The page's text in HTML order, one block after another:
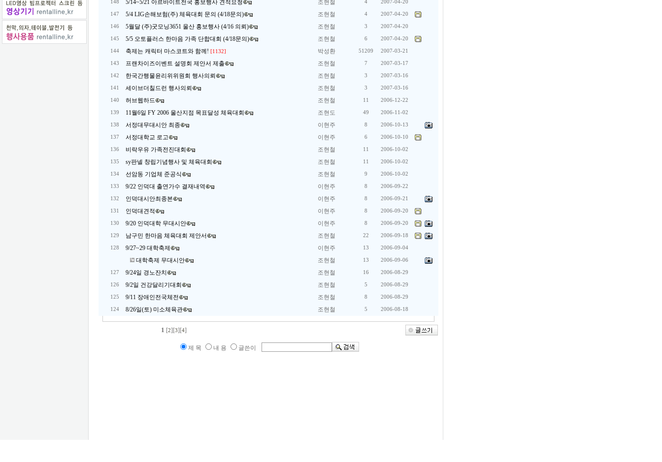
148 5/14~5/21 아르바이트천국 홍보행사 견적요청 조현철 4 2007-04-20
147 5/4 LIG손해보험(주) 체육대회 문의 (4/18문의) 조현철 4 2007-04-20
146 5월달 (주)굿모닝3651 울산 홍보행사 (4/16 의뢰) 조현철 3 2007-04-20
145 5/5 오토플러스 한마음 가족 단합대회 (4/18문의) 조현철 6 2007-04-20
144 축제는 캐릭터 마스코트와 함께! [1132] 박성환 51209 2007-03-21
143 프랜차이즈이벤트 설명회 제안서 제출 조현철 7 2007-03-17
142 한국간행물윤리위위원회 행사의뢰 조현철 3 2007-03-16
141 세이브더칠드런 행사의뢰 조현철 3 2007-03-16
140 허브웹하드 조현철 11 2006-12-22
139 11월6일 FY 2006 울산지점 목표달성 체육대회 조현도 49 2006-11-02
138 서정대무대시안 최종 이현주 8 2006-10-13
137 서정대학교 로고 이현주 6 2006-10-10
136 비락우유 가족전진대회 조현철 11 2006-10-02
135 sy판넬 창립기념행사 및 체육대회 조현철 11 2006-10-02
134 선암동 기업체 준공식 조현철 9 2006-10-02
133 9/22 인덕대 출연가수 결재내역 이현주 8 2006-09-22
132 인덕대시안최종본 이현주 8 2006-09-21
131 인덕대견적 이현주 8 2006-09-20
130 9/20 인덕대학 무대시안 이현주 8 2006-09-20
129 남구민 한마음 체육대회 제안서 조현철 22 2006-09-18
128 9/27~29 대학축제 이현주 13 2006-09-04
대학축제 무대시안 조현철 13 2006-09-06
127 9/24일 경노잔치 조현철 16 2006-08-29
126 9/2일 건강달리기대회 조현철 5 2006-08-29
125 9/11 장애인전국체전 조현철 8 2006-08-29
124 8/26일(토) 미소체육관 조현철 5 2006-08-18
1 [2][3][4]
제 목 내 용 글쓴이